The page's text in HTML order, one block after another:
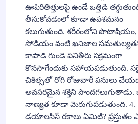
ఊపిరితిత్తులపై ఉండే ఒత్తిడి
తీసుకోవడంలో కూడా ఉపశమనం
కలుగుతుంది. శరీరంలోని పొటాషియం,
సోడియం వంటి ఖనిజాల
కాపాడి గుండె పనితీరు సక్రమంగా
కొనసాగేందుకు సహాయపడుతుంది.
చికిత్సతో రోగి రోజువారీ పనులు
అవసరమైన శక్తిని పొందగలుగుతాడు.
నాణ్యత కూడా మెరుగుపడుతుంది. 4.
డయాలసిస్ రకాలు ఏమిటి? ప్రస్తుతం